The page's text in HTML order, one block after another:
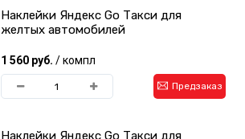
Наклейки Яндекс Go Такси для
желтых автомобилей
1 560 руб. / компл
Предзаказ